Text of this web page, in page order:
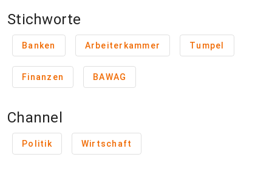
Stichworte
Banken Arbeiterkammer Tumpel
Finanzen BAWAG
Channel
Politik Wirtschaft